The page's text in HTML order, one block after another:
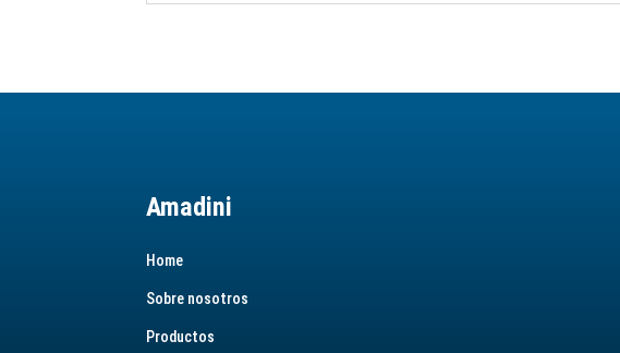
Amadini
Home
Sobre nosotros
Productos